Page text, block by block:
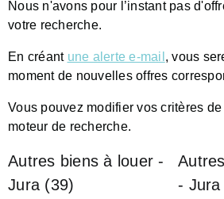
Nous n'avons pour l’instant pas
votre recherche.
En créant une alerte e-mail , vous
moment de nouvelles offres
Vous pouvez modifier vos critères
moteur de recherche.
Autres biens à louer -
Jura (39)
- Jura